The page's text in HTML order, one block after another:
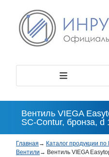
Вентиль VIEGA
SC-Contur, бронза, d
Главная → Каталог продукции по
Вентили → Вентиль VIEGA